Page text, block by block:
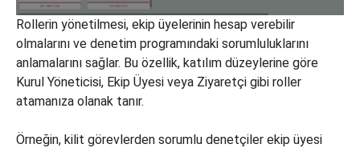
Rollerin yönetilmesi, ekip üyelerinin hesap verebilir
olmalarını ve denetim programındaki sorumluluklarını
anlamalarını sağlar. Bu özellik, katılım düzeylerine göre
Kurul Yöneticisi, Ekip Üyesi veya Ziyaretçi gibi roller
atamanıza olanak tanır.
Örneğin, kilit görevlerden sorumlu denetçiler ekip üyesi